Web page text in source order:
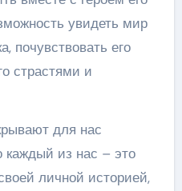
увидеть мир
почувствовать его
страстями и
для нас
каждый из нас – это
личной историей,